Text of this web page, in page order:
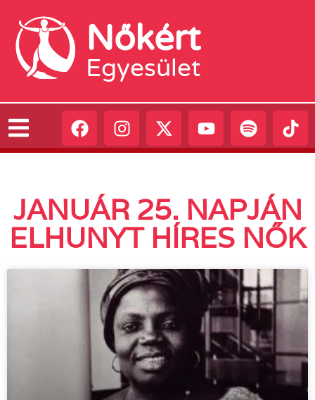
Nőkért
Egyesület
JANUÁR 25. NAPJÁN
ELHUNYT HÍRES NŐK